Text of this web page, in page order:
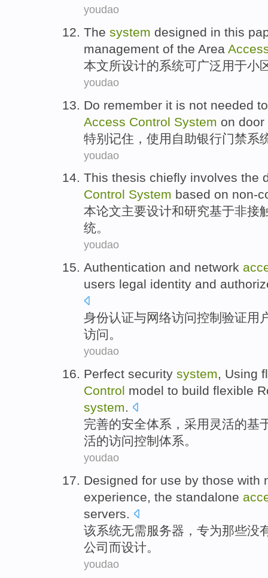
youdao
The system designed in this
management of the Area
本文所设计的系统可广泛 用于小
youdao
Do remember it is not needed to
Access Control System on
特别 记住， 使用 自助银行门禁系
youdao
This thesis chiefly involves the
Control System based on non-
本论文主要设计和研究基于非接
统。
youdao
Authentication and network
users legal identity and
身份认证与网络访问控制 验证用
访问。
youdao
Perfect security system, Using
Control model to build flexible
system.
完善的安全体系 ， 采用 灵活的基
活的访问控制体系。
youdao
Designed for use by those with
experience, the standalone
servers.
该系统无需服务器 ， 专为那些没
公司而设计。
youdao